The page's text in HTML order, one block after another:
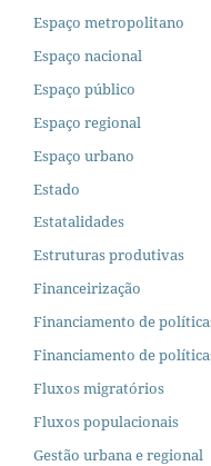
Espaço metropolitano
Espaço nacional
Espaço público
Espaço regional
Espaço urbano
Estado
Estatalidades
Estruturas produtivas
Financeirização
Financiamento de
Financiamento de
Fluxos migratórios
Fluxos populacionais
Gestão urbana e regional